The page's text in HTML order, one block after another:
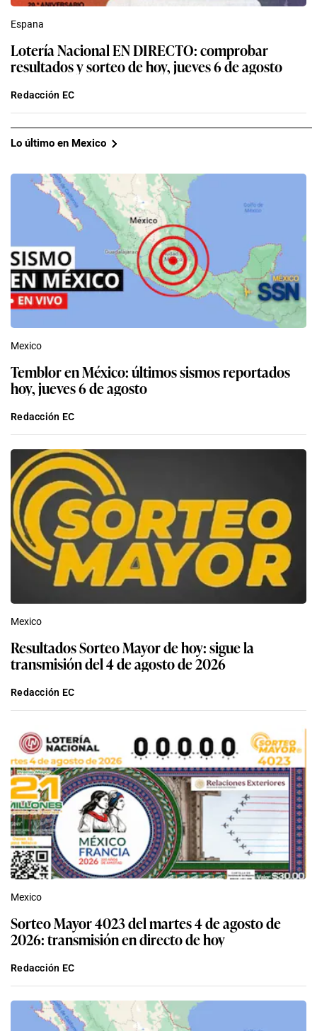
Espana
Lotería Nacional EN DIRECTO: comprobar
resultados y sorteo de hoy, jueves 6 de agosto
Redacción EC
Lo último en Mexico
Mexico
Temblor en México: últimos sismos reportados
hoy, jueves 6 de agosto
Redacción EC
Mexico
Resultados Sorteo Mayor de hoy: sigue la
transmisión del 4 de agosto de 2026
Redacción EC
Mexico
Sorteo Mayor 4023 del martes 4 de agosto de
2026: transmisión en directo de hoy
Redacción EC